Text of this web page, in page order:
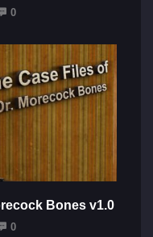
0
Bones v1.0
0